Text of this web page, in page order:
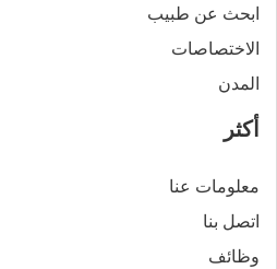
ابحث عن طبيب
الاختصاصات
المدن
أكثر
معلومات عنا
اتصل بنا
وظائف